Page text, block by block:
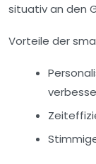
situativ an den
Vorteile der